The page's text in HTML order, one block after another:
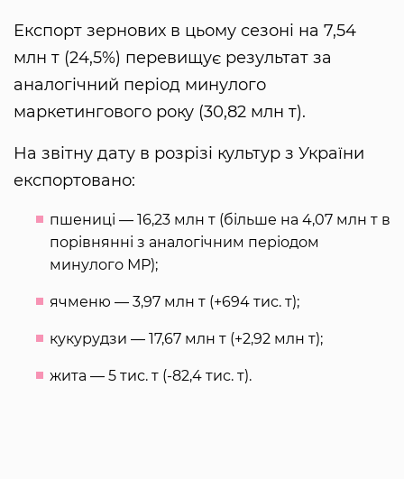
Експорт зернових в цьому сезоні на 7,54
млн т (24,5%) перевищує результат за
аналогічний період минулого
маркетингового року (30,82 млн т).
На звітну дату в розрізі культур з України
експортовано:
пшениці — 16,23 млн т (більше на 4,07 млн ​​т в
порівнянні з аналогічним періодом
минулого МР);
ячменю — 3,97 млн ​​т (+694 тис. т);
кукурудзи — 17,67 млн ​​т (+2,92 млн т);
жита — 5 тис. т (-82,4 тис. т).